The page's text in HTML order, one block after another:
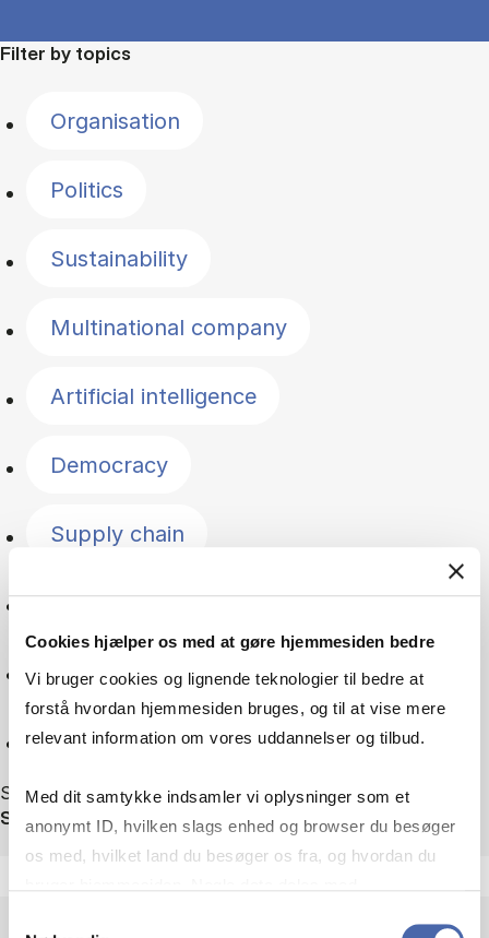
Cookies hjælper os med at gøre hjemmesiden bedre
Vi bruger cookies og lignende teknologier til bedre at
forstå hvordan hjemmesiden bruges, og til at vise mere
relevant information om vores uddannelser og tilbud.
Med dit samtykke indsamler vi oplysninger som et
anonymt ID, hvilken slags enhed og browser du besøger
os med, hvilket land du besøger os fra, og hvordan du
Filter by topics
Organisation
Politics
Sustainability
Multinational company
Artificial intelligence
Democracy
Supply chain
Geopolitics
Immigration
Reset
Showing 75 out of 75 news
Sortér efter